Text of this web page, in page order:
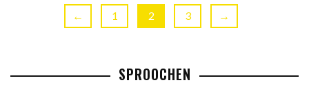
← 1 2 3 →
SPROOCHEN